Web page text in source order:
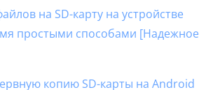
на SD-карту на устройстве
простыми способами [Надежное
копию SD-карты на Android